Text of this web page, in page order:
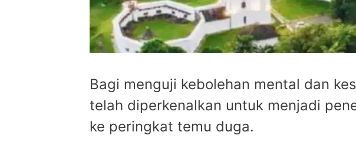
Bagi menguji kebolehan mental dan
telah diperkenalkan untuk menjadi
ke peringkat temu duga.